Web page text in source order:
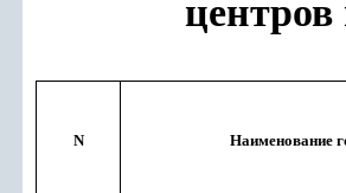
N Наименование